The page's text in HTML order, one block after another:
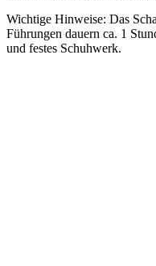
Wichtige Hinweise: Das
Führungen dauern ca. 1
und festes Schuhwerk.